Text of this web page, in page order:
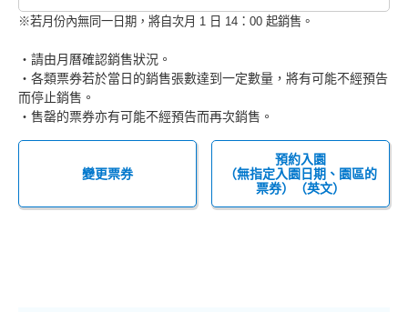
※若月份內無同一日期，將自次月 1 日 14：00 起銷售。
・請由月曆確認銷售狀況。
・各類票券若於當日的銷售張數達到一定數量，將有可能不經預告
而停止銷售。
・售罄的票券亦有可能不經預告而再次銷售。
變更票券
預約入園
（無指定入園日期、園區的
票券）（英文）